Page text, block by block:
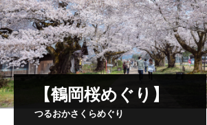
【鶴岡桜めぐり】
つるおかさくらめぐり